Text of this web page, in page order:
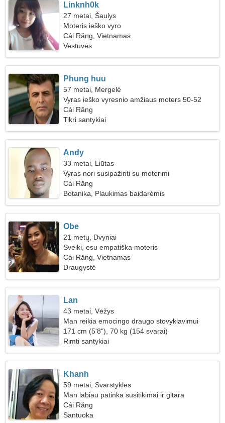
Linknh0k
27 metai, Šaulys
Moteris ieško vyro
Cái Răng, Vietnamas
Vestuvės
Phung huu
57 metai, Mergelė
Vyras ieško vyresnio amžiaus moters 50-52
Cái Răng
Tikri santykiai
Andy
33 metai, Liūtas
Vyras nori susipažinti su moterimi
Cái Răng
Botanika, Plaukimas baidarėmis
Obe
21 metų, Dvyniai
Sveiki, esu empatiška moteris
Cái Răng, Vietnamas
Draugystė
Lan
43 metai, Vėžys
Man reikia emocingo draugo stovyklavimui
171 cm (5'8"), 70 kg (154 svarai)
Rimti santykiai
Khanh
59 metai, Svarstyklės
Man labiau patinka susitikimai ir gitara
Cái Răng
Santuoka